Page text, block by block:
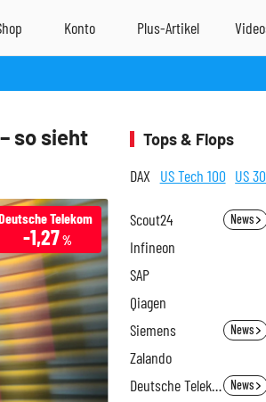
so sieht
Telekom
-1,27 %
Tops & Flops
DAX US Tech 100 US 30
Scout24 News
Infineon
SAP
Qiagen
Siemens News
Zalando
Deutsche Telekom News